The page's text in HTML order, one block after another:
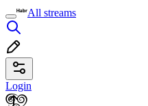
All streams
Login